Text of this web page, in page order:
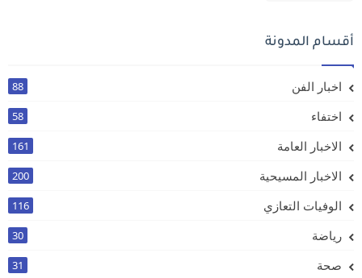
أقسام المدونة
اخبار الفن 88
اختفاء 58
الاخبار العامة 161
الاخبار المسيحية 200
الوفيات التعازي 116
رياضة 30
صحة 31